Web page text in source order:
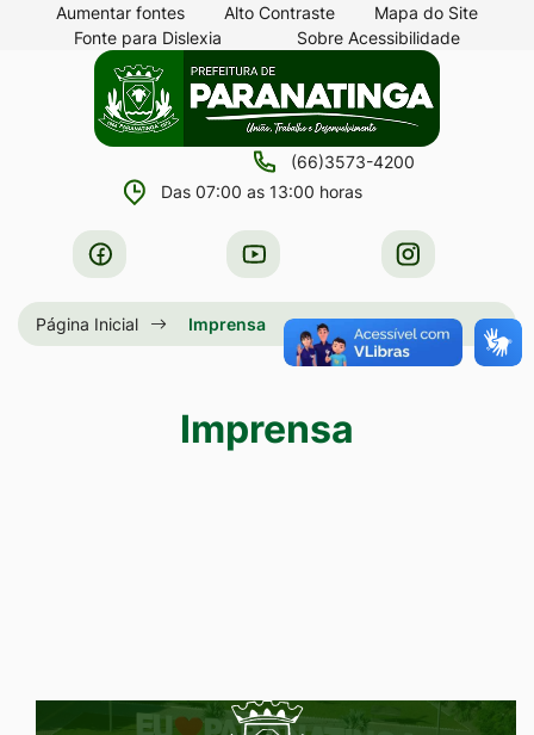
Seção
atalhos
acessibilidade
para
conteúdo
para
menu
[alt+2]
[alt+4]
Aumentar fontes Alto Contraste
Mapa do Site
Fonte para Dislexia
Sobre Acessibilidade
Seção
menu
principal
principal
(66)3573-4200
Das 07:00 as 13:00 horas
Acessar
a
Rede
Acessar
a
Rede
Social
Acessar
a
Rede
Social
Página Inicial Imprensa
Imprensa
Seção do Rodapé e Ouvidoria/